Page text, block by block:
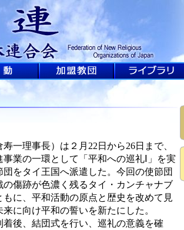
一理事長）は２月22日から26日まで、
業の一環として「平和への巡礼Ⅰ」を実
をタイ王国へ派遣した。今回の使節団
傷跡が色濃く残るタイ・カンチャナブ
に、平和活動の原点と歴史を改めて見
に向け平和の誓いを新たにした。
後、結団式を行い、巡礼の意義を確